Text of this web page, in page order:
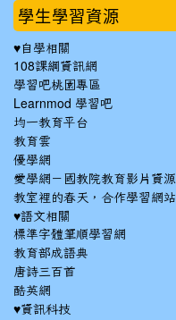
學生學習資源
♥自學相關
108課綱資訊網
學習吧桃園專區
Learnmod 學習吧
均一教育平台
教育雲
優學網
愛學網－國教院教育影片資源
教室裡的春天，合作學習網站
♥語文相關
標準字體筆順學習網
教育部成語典
唐詩三百首
酷英網
♥資訊科技